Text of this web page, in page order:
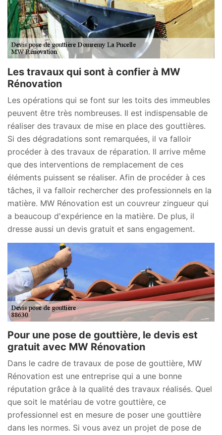
Les travaux qui sont à confier à MW
Rénovation
Les opérations qui se font sur les toits des immeubles
peuvent être très nombreuses. Il est indispensable de
réaliser des travaux de mise en place des gouttières.
Si des dégradations sont remarquées, il va falloir
procéder à des travaux de réparation. Il arrive même
que des interventions de remplacement de ces
éléments puissent se réaliser. Afin de procéder à ces
tâches, il va falloir rechercher des professionnels en la
matière. MW Rénovation est un couvreur zingueur qui
a beaucoup d'expérience en la matière. De plus, il
dresse aussi un devis gratuit et sans engagement.
Pour une pose de gouttière, le devis est
gratuit avec MW Rénovation
Dans le cadre de travaux de pose de gouttière, MW
Rénovation est une entreprise qui a une bonne
réputation grâce à la qualité des travaux réalisés. Quel
que soit le matériau de votre gouttière, ce
professionnel est en mesure de poser une gouttière
dans les normes. Si vous avez un projet de pose de